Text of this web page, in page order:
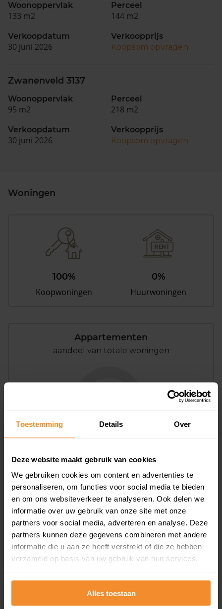
Toestemming Details Over
Deze website maakt gebruik van cookies
We gebruiken cookies om content en advertenties te
personaliseren, om functies voor social media te bieden
en om ons websiteverkeer te analyseren. Ook delen we
informatie over uw gebruik van onze site met onze
partners voor social media, adverteren en analyse. Deze
partners kunnen deze gegevens combineren met andere
informatie die u aan ze heeft verstrekt of die ze hebben
verzameld op basis van uw gebruik van hun services.
Alles toestaan
Woonoppervlak
133 m2
Perceel
144 m2
Verkoopdatum
30 juni 2026
Verkoopprijs
Koopsom opvragen
Zwanenveld 3137
Woonoppervlak
95 m2
Perceel
218 m2
Verkoopdatum
30 juni 2026
Verkoopprijs
Koopsom opvragen
Woningen
100%
Koopwoningen
0%
Huurwoningen
Appartementen
aandeel van totale woningen
Bouwjaar
T/m 1945
0%
1946 - 1980
0%